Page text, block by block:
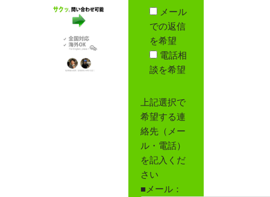
メール
での返信
を希望
電話相
談を希望
上記選択で
希望する連
絡先（メー
ル・電話）
を記入くだ
さい
■メール：